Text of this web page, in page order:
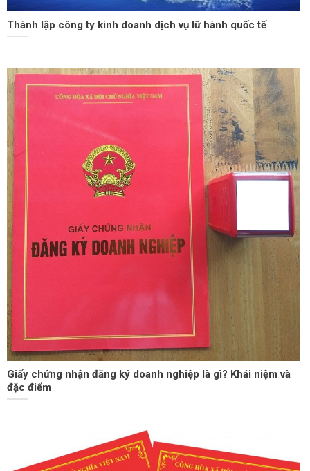
Thành lập công ty kinh doanh dịch vụ lữ hành quốc tế
Giấy chứng nhận đăng ký doanh nghiệp là gì? Khái niệm và
đặc điểm